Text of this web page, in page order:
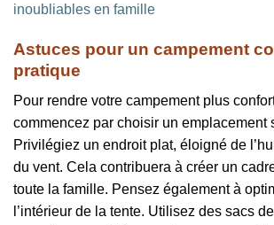
inoubliables en famille
Astuces pour un campement
pratique
Pour rendre votre campement plus
commencez par choisir un emplacement
Privilégiez un endroit plat, éloigné de
du vent. Cela contribuera à créer un
toute la famille. Pensez également à
l’intérieur de la tente. Utilisez des sacs